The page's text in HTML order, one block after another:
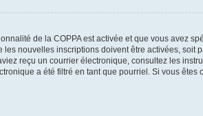
de la COPPA est activée et que vous avez
nouvelles inscriptions doivent être activées, soit
reçu un courrier électronique, consultez les
a été filtré en tant que pourriel. Si vous êtes